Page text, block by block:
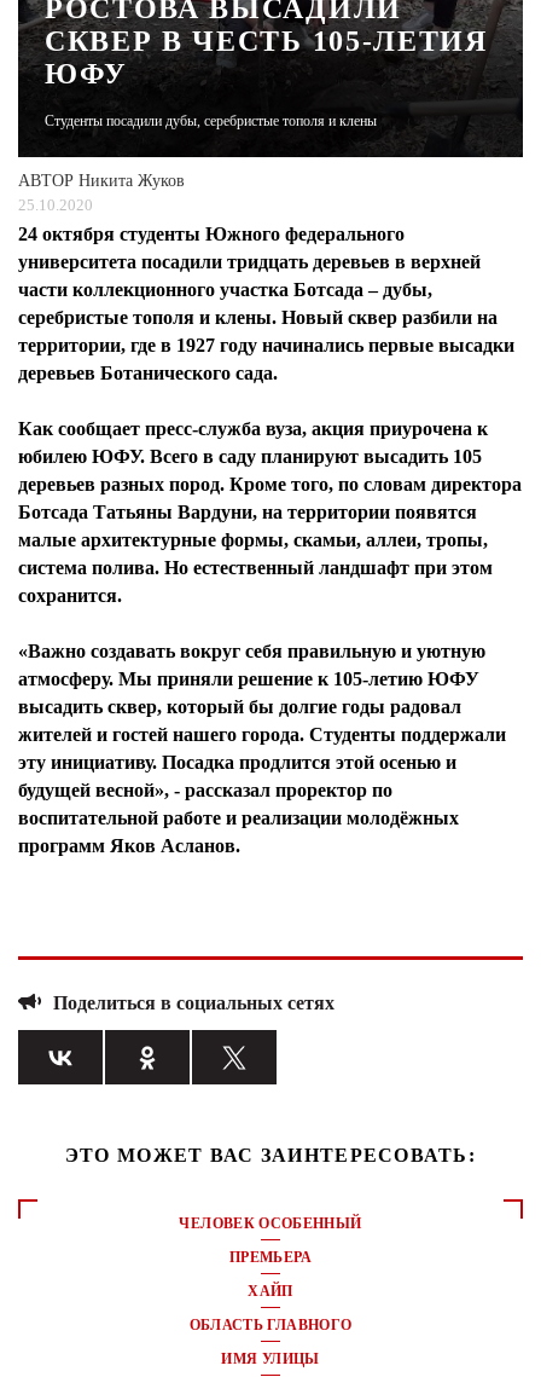
ЖУРНАЛ
РОСТОВА ВЫСАДИЛИ
СКВЕР В ЧЕСТЬ 105-ЛЕТИЯ
ЮФУ
Студенты посадили дубы, серебристые тополя и клены
АВТОР Никита Жуков
25.10.2020
24 октября студенты Южного федерального
университета посадили тридцать деревьев в верхней
части коллекционного участка Ботсада – дубы,
серебристые тополя и клены. Новый сквер разбили на
территории, где в 1927 году начинались первые высадки
деревьев Ботанического сада.
Как сообщает пресс-служба вуза, акция приурочена к
юбилею ЮФУ. Всего в саду планируют высадить 105
деревьев разных пород. Кроме того, по словам директора
Ботсада Татьяны Вардуни, на территории появятся
малые архитектурные формы, скамьи, аллеи, тропы,
система полива. Но естественный ландшафт при этом
сохранится.
«Важно создавать вокруг себя правильную и уютную
атмосферу. Мы приняли решение к 105-летию ЮФУ
высадить сквер, который бы долгие годы радовал
жителей и гостей нашего города. Студенты поддержали
эту инициативу. Посадка продлится этой осенью и
будущей весной», - рассказал проректор по
воспитательной работе и реализации молодёжных
программ Яков Асланов.
Поделиться в социальных сетях
ЭТО МОЖЕТ ВАС ЗАИНТЕРЕСОВАТЬ:
ЧЕЛОВЕК ОСОБЕННЫЙ
ПРЕМЬЕРА
ХАЙП
ОБЛАСТЬ ГЛАВНОГО
ИМЯ УЛИЦЫ